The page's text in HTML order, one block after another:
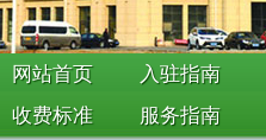
网站首页 入驻指南
收费标准
服务指南